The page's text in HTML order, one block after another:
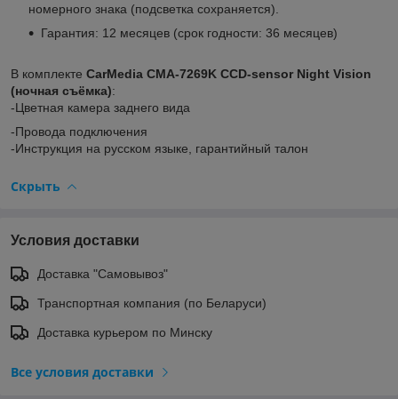
номерного знака (подсветка сохраняется).
Гарантия: 12 месяцев (срок годности: 36 месяцев)
В комплекте CarMedia CMA-7269K CCD-sensor Night Vision
(ночная съёмка):
-Цветная камера заднего вида
-Провода подключения
-Инструкция на русском языке, гарантийный талон
Скрыть
Условия доставки
Доставка "Самовывоз"
Транспортная компания (по Беларуси)
Доставка курьером по Минску
Все условия доставки